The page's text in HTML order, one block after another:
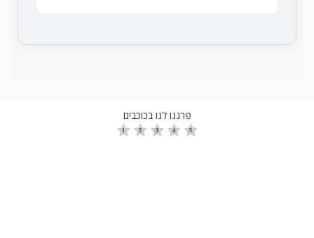
פרגנו לנו בכוכבים